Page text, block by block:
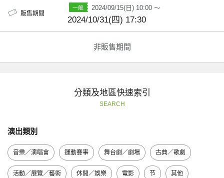
販售期間
2024/09/15(日) 10:00 ～
2024/10/31(四) 17:30
非販售期間
分類及地區快速索引
SEARCH
演出類別
音樂／演唱會 運動賽事 舞台劇／劇場 古典／歌劇
活動／展覽／藝術 休閒／娛樂 電影 节 其他